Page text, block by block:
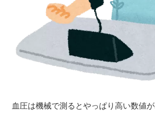
血圧は機械で測るとやっぱり高い数値